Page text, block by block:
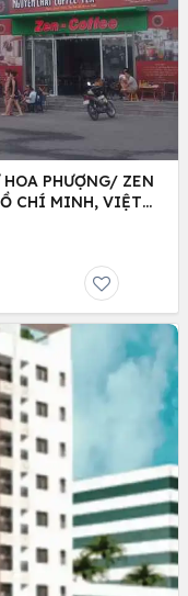
PHƯỢNG/ ZEN
CHÍ MINH, VIỆT